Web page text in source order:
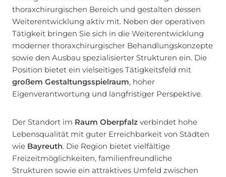
thoraxchirurgischen Bereich und gestalten dessen
Weiterentwicklung aktiv mit. Neben der operativen
Tätigkeit bringen Sie sich in die Weiterentwicklung
moderner thoraxchirurgischer Behandlungskonzepte
sowie den Ausbau spezialisierter Strukturen ein. Die
Position bietet ein vielseitiges Tätigkeitsfeld mit
großem Gestaltungsspielraum, hoher
Eigenverantwortung und langfristiger Perspektive.
Der Standort im Raum Oberpfalz verbindet hohe
Lebensqualität mit guter Erreichbarkeit von Städten
wie Bayreuth. Die Region bietet vielfältige
Freizeitmöglichkeiten, familienfreundliche
Strukturen sowie ein attraktives Umfeld zwischen